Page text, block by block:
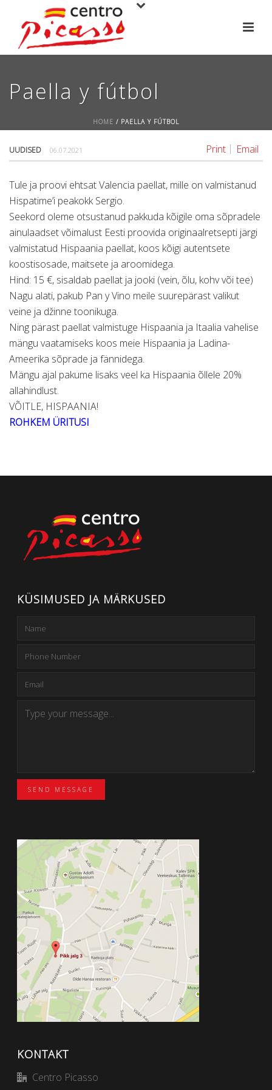
Paella y fútbol
HOME / PAELLA Y FÚTBOL
Print Email
UUDISED 06.07.2021
Tule ja proovi ehtsat Valencia paellat, mille on valmistanud
Hispatime’i peakokk Sergio.
Seekord oleme otsustanud pakkuda kõigile oma sõpradele
ainulaadset võimalust Eesti proovida originaalretsepti järgi
valmistatud Hispaania paellat, koos kõigi autentsete
koostisosade, maitsete ja aroomidega.
Hind: 15 €, sisaldab paellat ja jooki (vein, õlu, kohv või tee)
Nagu alati, pakub Pan y Vino meile suurepärast valikut
veine ja džinne toonikuga.
Ning pärast paellat valmistuge Hispaania ja Itaalia vahelise
mängu vaatamiseks koos meie Hispaania ja Ladina-
Ameerika sõprade ja fännidega.
Mängu ajal pakume lisaks veel ka Hispaania õllele 20%
allahindlust.
VÕITLE, HISPAANIA!
ROHKEM ÜRITUSI
KÜSIMUSED JA MÄRKUSED
SEND MESSAGE
KONTAKT
Centro Picasso